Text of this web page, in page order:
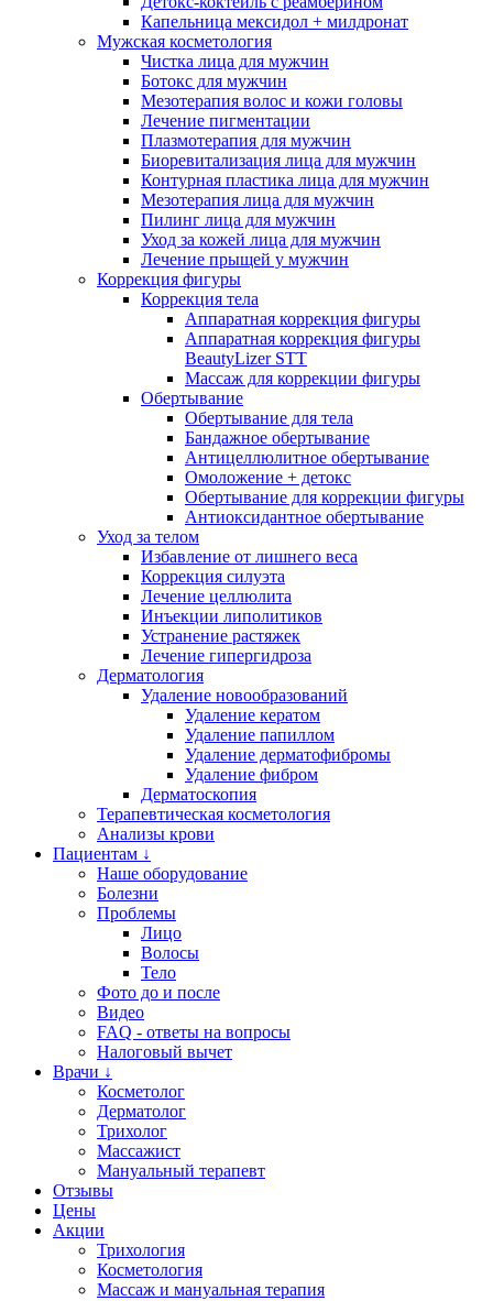
Капельница мексидол + милдронат
Мужская косметология
Чистка лица для мужчин
Ботокс для мужчин
Мезотерапия волос и кожи головы
Лечение пигментации
Плазмотерапия для мужчин
Биоревитализация лица для мужчин
Контурная пластика лица для мужчин
Мезотерапия лица для мужчин
Пилинг лица для мужчин
Уход за кожей лица для мужчин
Лечение прыщей у мужчин
Коррекция фигуры
Коррекция тела
Аппаратная коррекция фигуры
Аппаратная коррекция фигуры
BeautyLizer STT
Массаж для коррекции фигуры
Обертывание
Обертывание для тела
Бандажное обертывание
Антицеллюлитное обертывание
Омоложение + детокс
Обертывание для коррекции фигуры
Антиоксидантное обертывание
Уход за телом
Избавление от лишнего веса
Коррекция силуэта
Лечение целлюлита
Инъекции липолитиков
Устранение растяжек
Лечение гипергидроза
Дерматология
Удаление новообразований
Удаление кератом
Удаление папиллом
Удаление дерматофибромы
Удаление фибром
Дерматоскопия
Терапевтическая косметология
Анализы крови
Пациентам ↓
Наше оборудование
Болезни
Проблемы
Лицо
Волосы
Тело
Фото до и после
Видео
FAQ - ответы на вопросы
Налоговый вычет
Врачи ↓
Косметолог
Дерматолог
Трихолог
Массажист
Мануальный терапевт
Отзывы
Цены
Акции
Трихология
Косметология
Массаж и мануальная терапия